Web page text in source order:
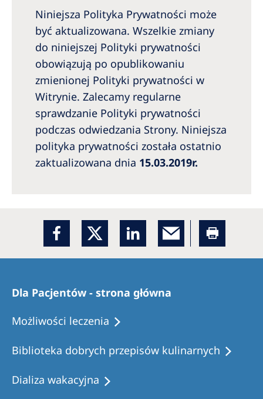
Niniejsza Polityka Prywatności może
być aktualizowana. Wszelkie zmiany
do niniejszej Polityki prywatności
obowiązują po opublikowaniu
zmienionej Polityki prywatności w
Witrynie. Zalecamy regularne
sprawdzanie Polityki prywatności
podczas odwiedzania Strony. Niniejsza
polityka prywatności została ostatnio
zaktualizowana dnia 15.03.2019r.
Dla Pacjentów - strona główna
Możliwości leczenia
Biblioteka dobrych przepisów kulinarnych
Dializa wakacyjna